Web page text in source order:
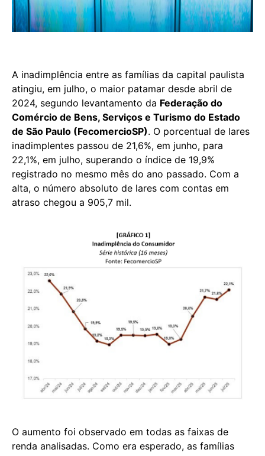
A inadimplência entre as famílias da capital paulista
atingiu, em julho, o maior patamar desde abril de
2024, segundo levantamento da Federação do
Comércio de Bens, Serviços e Turismo do Estado
de São Paulo (FecomercioSP). O porcentual de lares
inadimplentes passou de 21,6%, em junho, para
22,1%, em julho, superando o índice de 19,9%
registrado no mesmo mês do ano passado. Com a
alta, o número absoluto de lares com contas em
atraso chegou a 905,7 mil.
O aumento foi observado em todas as faixas de
renda analisadas. Como era esperado, as famílias